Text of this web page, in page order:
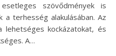
szövődmények is
terhesség alakulásában. Az
kockázatokat, és
A…